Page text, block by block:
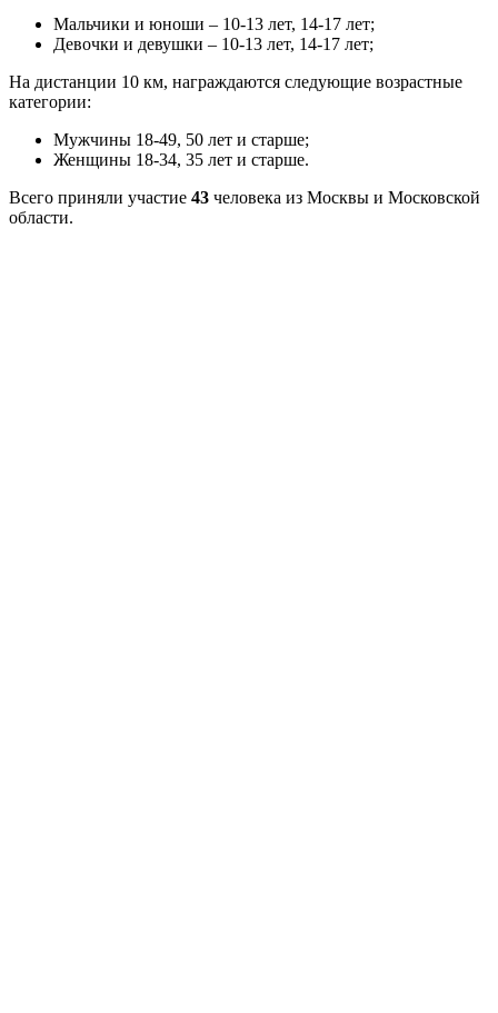
Мальчики и юноши – 10-13 лет, 14-17 лет;
Девочки и девушки – 10-13 лет, 14-17 лет;
На дистанции 10 км, награждаются следующие возрастные
категории:
Мужчины 18-49, 50 лет и старше;
Женщины 18-34, 35 лет и старше.
Всего приняли участие 43 человека из Москвы и Московской
области.